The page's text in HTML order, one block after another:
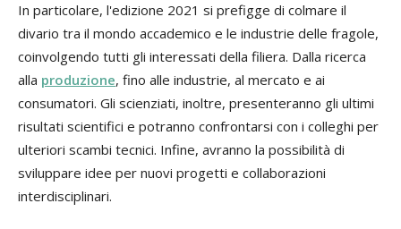
In particolare, l'edizione 2021 si prefigge di colmare il
divario tra il mondo accademico e le industrie delle fragole,
coinvolgendo tutti gli interessati della filiera. Dalla ricerca
alla produzione, fino alle industrie, al mercato e ai
consumatori. Gli scienziati, inoltre, presenteranno gli ultimi
risultati scientifici e potranno confrontarsi con i colleghi per
ulteriori scambi tecnici. Infine, avranno la possibilità di
sviluppare idee per nuovi progetti e collaborazioni
interdisciplinari.